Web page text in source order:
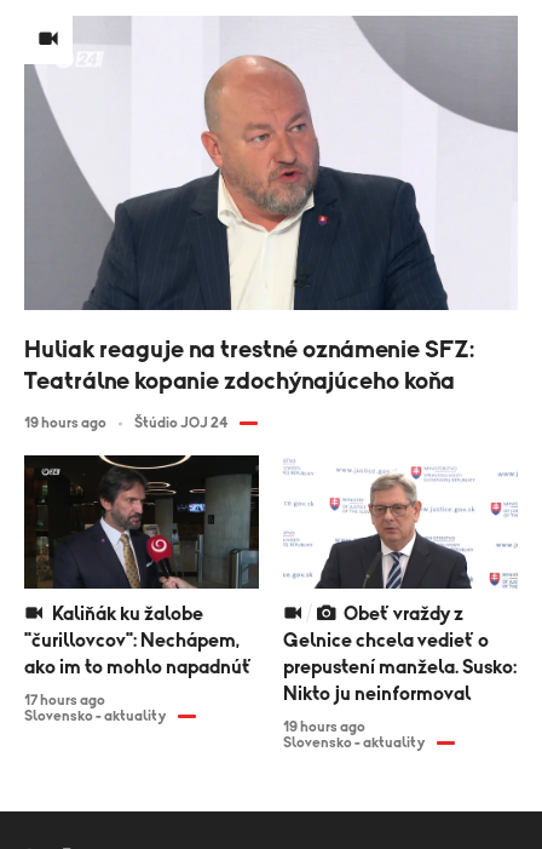
"čurillovcov": Nechápem,
ako im to mohlo napadnúť
17 hours ago
Slovensko - aktuality
Gelnice chcela vedieť o
prepustení manžela. Susko:
Nikto ju neinformoval
19 hours ago
Slovensko - aktuality
Huliak reaguje na trestné oznámenie SFZ:
Teatrálne kopanie zdochýnajúceho koňa
19 hours ago Štúdio JOJ 24